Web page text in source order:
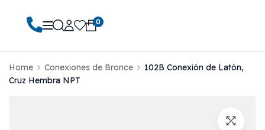
0
Home Conexiones de Bronce
102B Conexión de Latón,
Cruz Hembra NPT